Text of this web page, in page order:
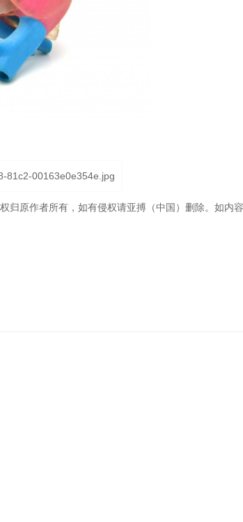
归原作者所有，如有侵权请亚搏（中国）删除。如内